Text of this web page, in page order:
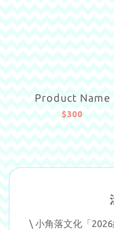
Product Name
$300
\ 小角落文化「